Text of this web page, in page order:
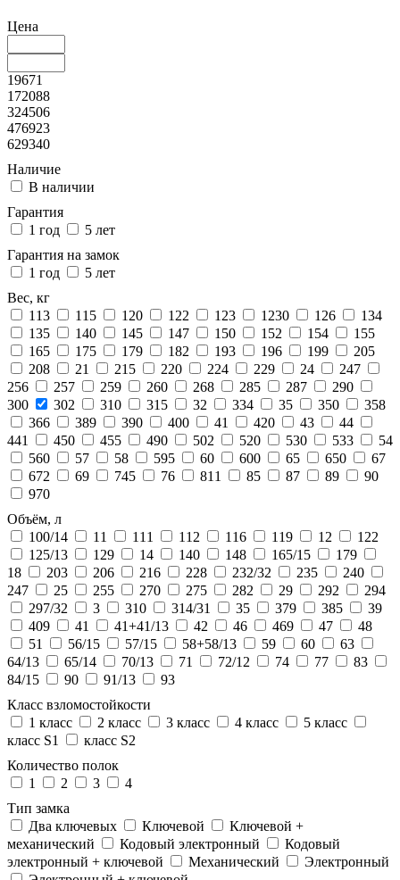
Цена
19671
172088
324506
476923
629340
Наличие
В наличии
Гарантия
1 год
5 лет
Гарантия на замок
1 год
5 лет
Вес, кг
113
115 120 122 123 1230 126
134
135
140 145 147 150 152 154
155
165
175 179 182 193 196 199
205
208
21 215 220 224 229 24
247
256
257 259 260 268 285 287
290
300
302 310 315 32 334 35 350
358
366
389 390 400 41 420 43
44
441
450 455 490 502 520 530 533
54
560
57 58 595 60 600 65 650
67
672
69 745 76 811 85 87 89
90
970
Объём, л
100/14
11 111 112 116 119 12
122
125/13
129 14 140 148 165/15
179
18
203 206 216 228 232/32 235
240
247
25 255 270 275 282 29 292
294
297/32
3 310 314/31 35 379 385
39
409
41 41+41/13 42 46 469 47
48
51
56/15 57/15 58+58/13 59 60
63
64/13
65/14 70/13 71 72/12 74 77
83
84/15
90 91/13
93
Класс взломостойкости
1 класс
2 класс 3 класс 4 класс
5 класс
класс S1
класс S2
Количество полок
1
2 3
4
Тип замка
Два ключевых
Ключевой
Ключевой +
механический
Кодовый электронный
Кодовый
электронный + ключевой
Механический
Электронный